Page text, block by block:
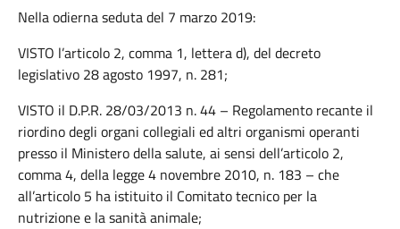
Nella odierna seduta del 7 marzo 2019:
VISTO l’articolo 2, comma 1, lettera d), del decreto
legislativo 28 agosto 1997, n. 281;
VISTO il D.P.R. 28/03/2013 n. 44 – Regolamento recante il
riordino degli organi collegiali ed altri organismi operanti
presso il Ministero della salute, ai sensi dell’articolo 2,
comma 4, della legge 4 novembre 2010, n. 183 – che
all’articolo 5 ha istituito il Comitato tecnico per la
nutrizione e la sanità animale;